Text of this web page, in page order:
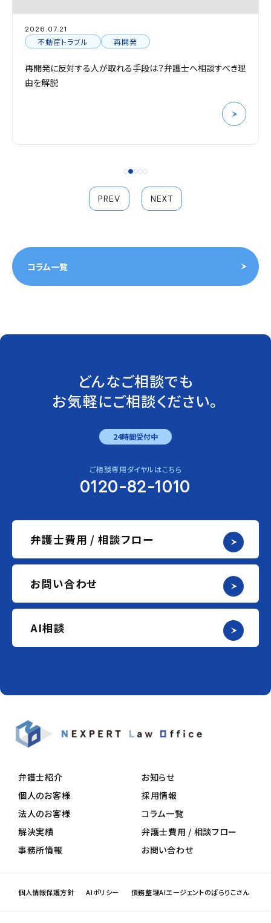
2026.07.21
不動産トラブル
再開発
再開発に反対する人が取れる手段は？弁護士へ相談すべき理
由を解説
PREV NEXT
コラム一覧
どんなご相談でも
お気軽にご相談ください。
24時間受付中
ご相談専用ダイヤルはこちら
0120-82-1010
弁護士費用 / 相談フロー
お問い合わせ
AI相談
弁護士紹介
個人のお客様
法人のお客様
解決実績
事務所情報
お知らせ
採用情報
コラム一覧
弁護士費用 / 相談フロー
お問い合わせ
個人情報保護方針 AIポリシー 債務整理AIエージェントのぱらりこさん